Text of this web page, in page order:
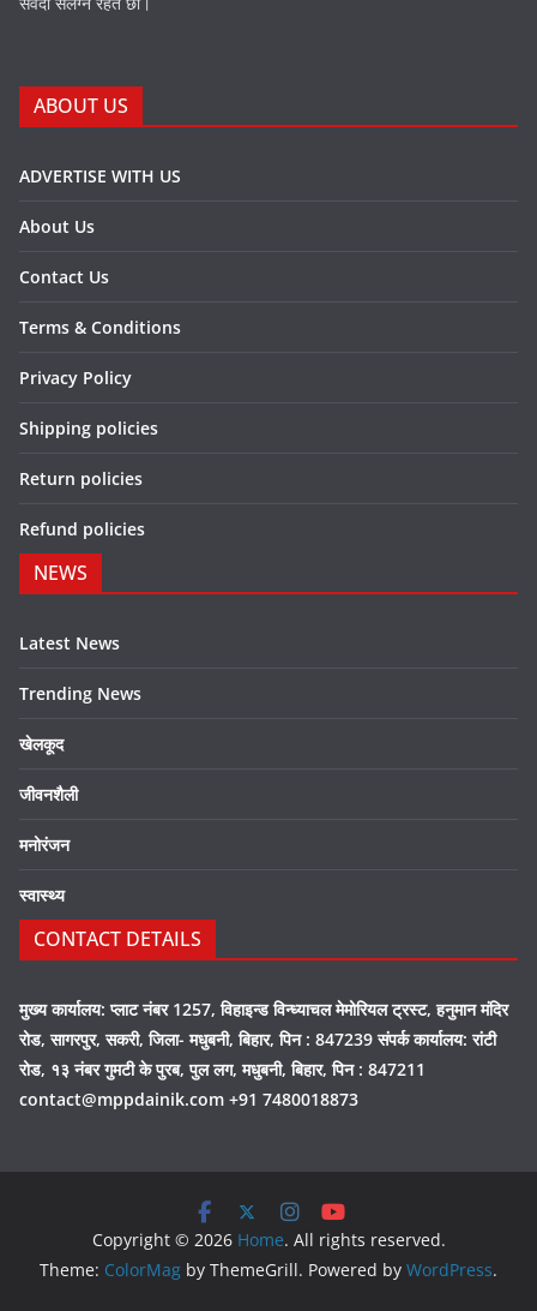
ABOUT US
ADVERTISE WITH US
About Us
Contact Us
Terms & Conditions
Privacy Policy
Shipping policies
Return policies
Refund policies
NEWS
Latest News
Trending News
खेलकूद
जीवनशैली
मनोरंजन
स्वास्थ्य
CONTACT DETAILS
मुख्य कार्यालय: प्लाट नंबर 1257, विहाइन्ड विन्ध्याचल मेमोरियल ट्रस्ट, हनुमान मंदिर
रोड, सागरपुर, सकरी, जिला- मधुबनी, बिहार, पिन : 847239 संपर्क कार्यालय: रांटी
रोड, १३ नंबर गुमटी के पुरब, पुल लग, मधुबनी, बिहार, पिन : 847211
contact@mppdainik.com +91 7480018873
Copyright © 2026 Home. All rights reserved.
Theme: ColorMag by ThemeGrill. Powered by WordPress.